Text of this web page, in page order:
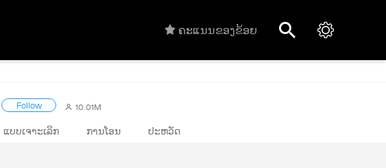
ຄະແນນຂອງຂ້ອຍ
Follow 10.01M
ແບບເຈາະເລິກ ການໂອນ ປະຫວັດ